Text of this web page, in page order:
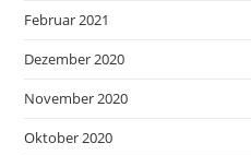
Februar 2021
Dezember 2020
November 2020
Oktober 2020